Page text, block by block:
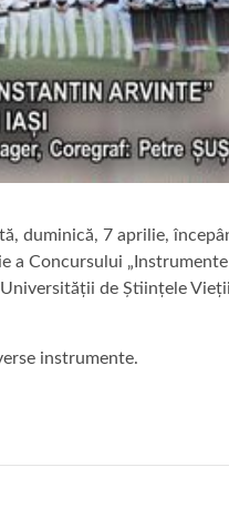
duminică, 7 aprilie,
a Concursului „Instrumente
de Științele
instrumente.